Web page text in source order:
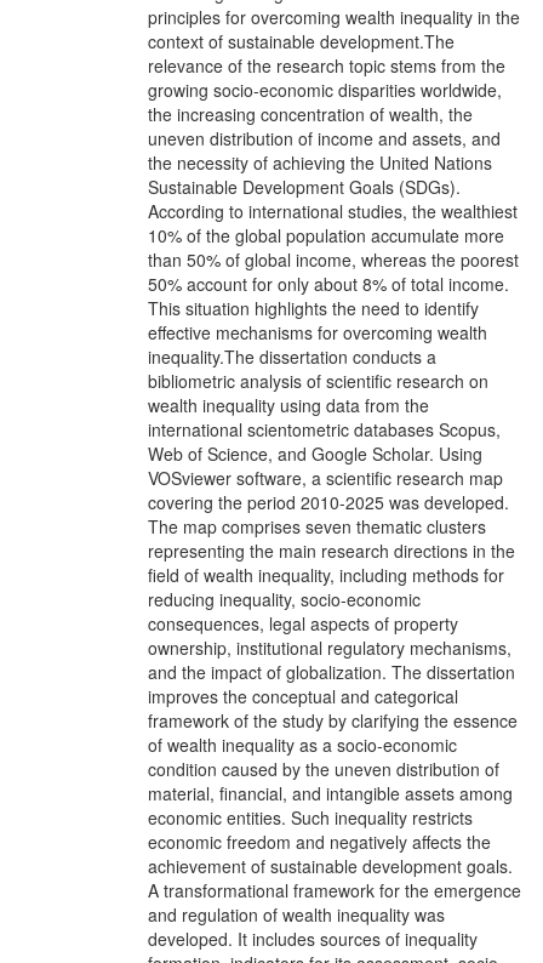
principles for overcoming wealth inequality in the
context of sustainable development.The
relevance of the research topic stems from the
growing socio-economic disparities worldwide,
the increasing concentration of wealth, the
uneven distribution of income and assets, and
the necessity of achieving the United Nations
Sustainable Development Goals (SDGs).
According to international studies, the wealthiest
10% of the global population accumulate more
than 50% of global income, whereas the poorest
50% account for only about 8% of total income.
This situation highlights the need to identify
effective mechanisms for overcoming wealth
inequality.The dissertation conducts a
bibliometric analysis of scientific research on
wealth inequality using data from the
international scientometric databases Scopus,
Web of Science, and Google Scholar. Using
VOSviewer software, a scientific research map
covering the period 2010-2025 was developed.
The map comprises seven thematic clusters
representing the main research directions in the
field of wealth inequality, including methods for
reducing inequality, socio-economic
consequences, legal aspects of property
ownership, institutional regulatory mechanisms,
and the impact of globalization. The dissertation
improves the conceptual and categorical
framework of the study by clarifying the essence
of wealth inequality as a socio-economic
condition caused by the uneven distribution of
material, financial, and intangible assets among
economic entities. Such inequality restricts
economic freedom and negatively affects the
achievement of sustainable development goals.
A transformational framework for the emergence
and regulation of wealth inequality was
developed. It includes sources of inequality